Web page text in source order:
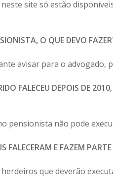
neste site só estão
O QUE DEVO
avisar para o advogado,
FALECEU DEPOIS DE
pensionista não pode
FALECERAM E FAZEM
que deverão